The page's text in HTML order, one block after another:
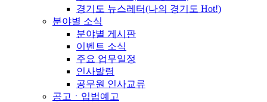
경기도 뉴스레터(나의 경기도 Hot!)
분야별 소식
분야별 게시판
이벤트 소식
주요 업무일정
인사발령
공무원 인사교류
공고ㆍ입법예고